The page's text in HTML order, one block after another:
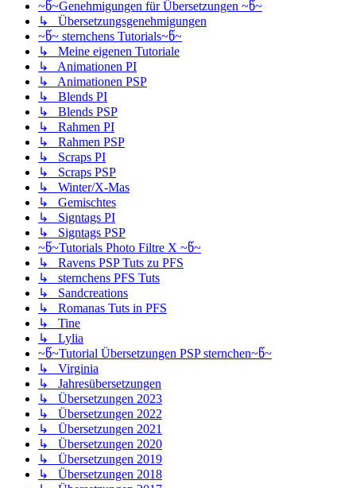
~წ~Genehmigungen für Übersetzungen ~წ~
↳ Übersetzungsgenehmigungen
~წ~ sternchens Tutorials~წ~
↳ Meine eigenen Tutoriale
↳ Animationen PI
↳ Animationen PSP
↳ Blends PI
↳ Blends PSP
↳ Rahmen PI
↳ Rahmen PSP
↳ Scraps PI
↳ Scraps PSP
↳ Winter/X-Mas
↳ Gemischtes
↳ Signtags PI
↳ Signtags PSP
~წ~Tutorials Photo Filtre X ~წ~
↳ Ravens PSP Tuts zu PFS
↳ sternchens PFS Tuts
↳ Sandcreations
↳ Romanas Tuts in PFS
↳ Tine
↳ Lylia
~წ~Tutorial Übersetzungen PSP sternchen~წ~
↳ Virginia
↳ Jahresübersetzungen
↳ Übersetzungen 2023
↳ Übersetzungen 2022
↳ Übersetzungen 2021
↳ Übersetzungen 2020
↳ Übersetzungen 2019
↳ Übersetzungen 2018